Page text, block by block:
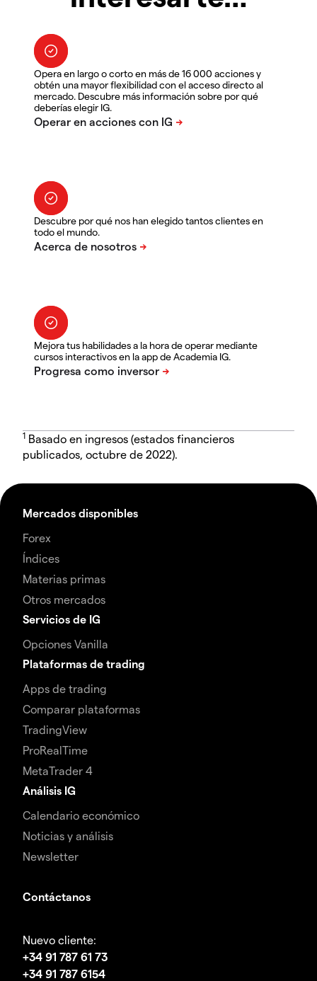
Opera en largo o corto en más de 16 000 acciones y
obtén una mayor flexibilidad con el acceso directo al
mercado. Descubre más información sobre por qué
deberías elegir IG.
Descubre por qué nos han elegido tantos clientes en
todo el mundo.
Mejora tus habilidades a la hora de operar mediante
cursos interactivos en la app de Academia IG.
1 Basado en ingresos (estados financieros
publicados, octubre de 2022).
Mercados disponibles
Forex
Índices
Materias primas
Otros mercados
Servicios de IG
Opciones Vanilla
Plataformas de trading
Apps de trading
Comparar plataformas
TradingView
ProRealTime
MetaTrader 4
Análisis IG
Calendario económico
Noticias y análisis
Newsletter
Contáctanos
Nuevo cliente:
+34 91 787 61 73
+34 91 787 6154